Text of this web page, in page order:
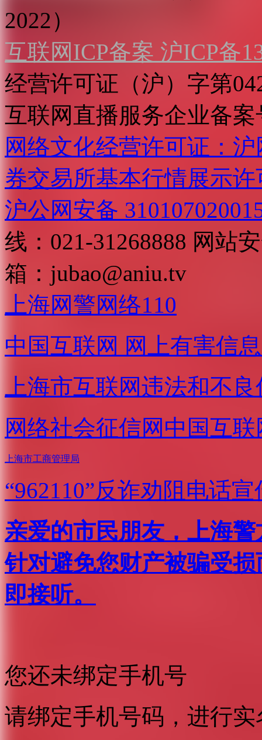
2022）
互联网ICP备案 沪ICP备
经营许可证（沪）字第
互联网直播服务企业备案
网络文化经营许可证：
券交易所基本行情展示许
沪公网安备
线：021-31268888 网站
箱： jubao@aniu.tv
上海网警网络110
中国互联网 网上有害信
上海市互联网违法和不
网络社会征信网 中国互
上海市工商管理局
“962110”反诈劝阻电话宣
亲爱的市民朋友，上海
针对避免您财产被骗受
即接听。
您还未绑定手机号
请绑定手机号码，进行